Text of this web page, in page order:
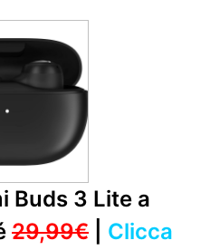
Buds 3 Lite a
29,99€ Clicca